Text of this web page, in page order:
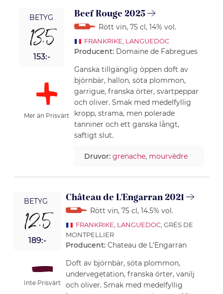
BETYG
13.5
153:-
Mer än Prisvärt
Beef Rouge 2025
Rött vin, 75 cl, 14% vol.
FRANKRIKE LANGUEDOC
Producent: Domaine de Fabregues
Ganska tillgänglig öppen doft av
björnbär, hallon, söta plommon,
garrigue, franska örter, svartpeppar
och oliver. Smak med medelfyllig
kropp, strama, men polerade
tanniner och ett ganska långt,
saftigt slut.
Druvor:grenache, mourvèdre
BETYG
12.5
189:-
Inte Prisvärt
Château de L'Engarran 2021
Rött vin, 75 cl, 14.5% vol.
FRANKRIKE LANGUEDOC, GRÉS DE
MONTPELLIER
Producent:Chateau de L'Engarran
Doft av björnbär, söta plommon,
undervegetation, franska örter, vanilj
och oliver. Smak med medelfyllig